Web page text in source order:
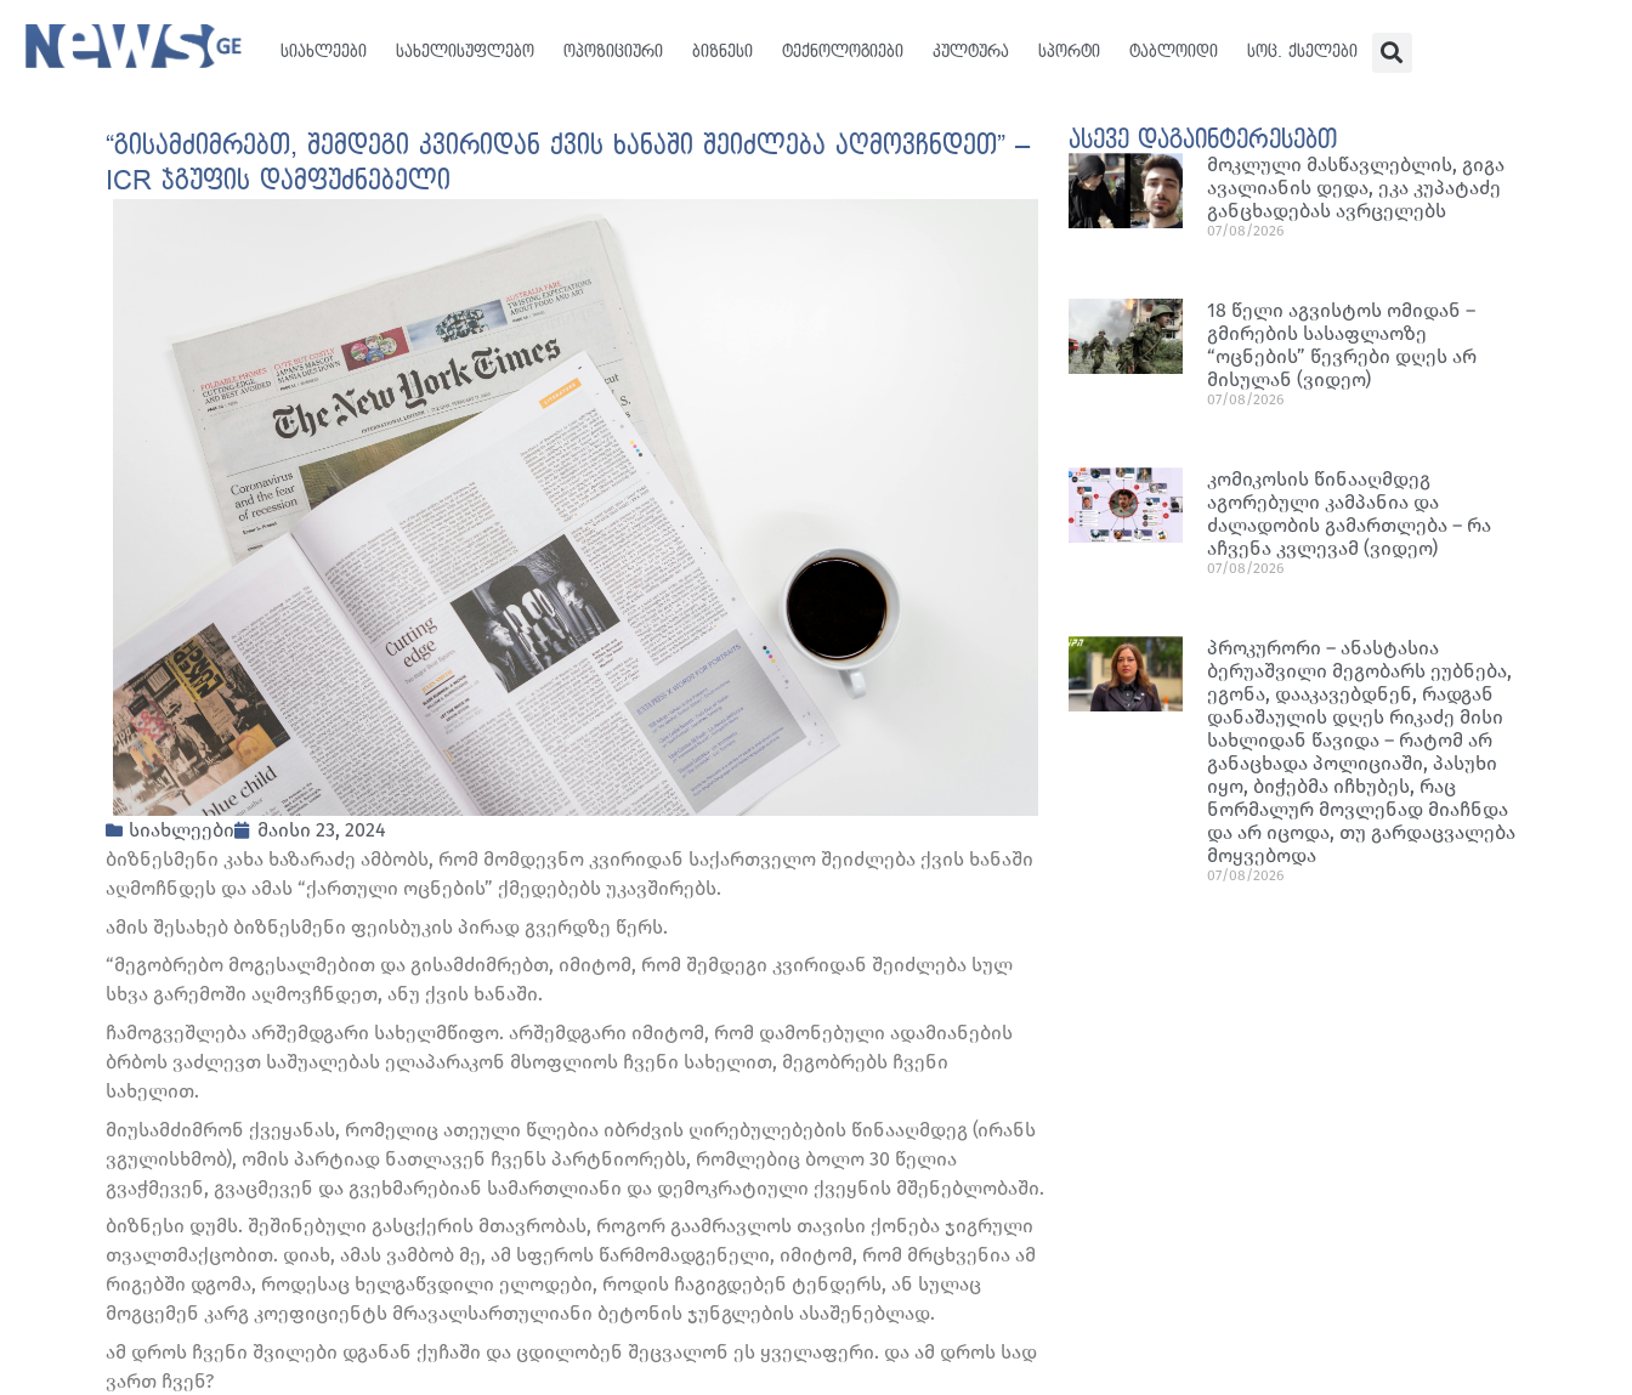
სიახლეები სახელისუფლებო ოპოზიციური ბიზნესი ტექნოლოგიები კულტურა სპორტი ტაბლოიდი სოც. ქსელები
“გისამძიმრებთ, შემდეგი კვირიდან ქვის ხანაში შეიძლება აღმოვჩნდეთ” –
ICR ჯგუფის დამფუძნებელი
სიახლეები
მაისი 23, 2024
ბიზნესმენი კახა ხაზარაძე ამბობს, რომ მომდევნო კვირიდან საქართველო შეიძლება ქვის ხანაში
აღმოჩნდეს და ამას “ქართული ოცნების” ქმედებებს უკავშირებს.
ამის შესახებ ბიზნესმენი ფეისბუკის პირად გვერდზე წერს.
“მეგობრებო მოგესალმებით და გისამძიმრებთ, იმიტომ, რომ შემდეგი კვირიდან შეიძლება სულ
სხვა გარემოში აღმოვჩნდეთ, ანუ ქვის ხანაში.
ჩამოგვეშლება არშემდგარი სახელმწიფო. არშემდგარი იმიტომ, რომ დამონებული ადამიანების
ბრბოს ვაძლევთ საშუალებას ელაპარაკონ მსოფლიოს ჩვენი სახელით, მეგობრებს ჩვენი
სახელით.
მიუსამძიმრონ ქვეყანას, რომელიც ათეული წლებია იბრძვის ღირებულებების წინააღმდეგ (ირანს
ვგულისხმობ), ომის პარტიად ნათლავენ ჩვენს პარტნიორებს, რომლებიც ბოლო 30 წელია
გვაჭმევენ, გვაცმევენ და გვეხმარებიან სამართლიანი და დემოკრატიული ქვეყნის მშენებლობაში.
ბიზნესი დუმს. შეშინებული გასცქერის მთავრობას, როგორ გაამრავლოს თავისი ქონება ჯიგრული
თვალთმაქცობით. დიახ, ამას ვამბობ მე, ამ სფეროს წარმომადგენელი, იმიტომ, რომ მრცხვენია ამ
რიგებში დგომა, როდესაც ხელგაწვდილი ელოდები, როდის ჩაგიგდებენ ტენდერს, ან სულაც
მოგცემენ კარგ კოეფიციენტს მრავალსართულიანი ბეტონის ჯუნგლების ასაშენებლად.
ამ დროს ჩვენი შვილები დგანან ქუჩაში და ცდილობენ შეცვალონ ეს ყველაფერი. და ამ დროს სად
ვართ ჩვენ?
ასევე დაგაინტერესებთ
მოკლული მასწავლებლის, გიგა
ავალიანის დედა, ეკა კუპატაძე
განცხადებას ავრცელებს
07/08/2026
18 წელი აგვისტოს ომიდან –
გმირების სასაფლაოზე
“ოცნების” წევრები დღეს არ
მისულან (ვიდეო)
07/08/2026
კომიკოსის წინააღმდეგ
აგორებული კამპანია და
ძალადობის გამართლება – რა
აჩვენა კვლევამ (ვიდეო)
07/08/2026
პროკურორი – ანასტასია
ბერუაშვილი მეგობარს ეუბნება,
ეგონა, დააკავებდნენ, რადგან
დანაშაულის დღეს რიკაძე მისი
სახლიდან წავიდა – რატომ არ
განაცხადა პოლიციაში, პასუხი
იყო, ბიჭებმა იჩხუბეს, რაც
ნორმალურ მოვლენად მიაჩნდა
და არ იცოდა, თუ გარდაცვალება
მოყვებოდა
07/08/2026